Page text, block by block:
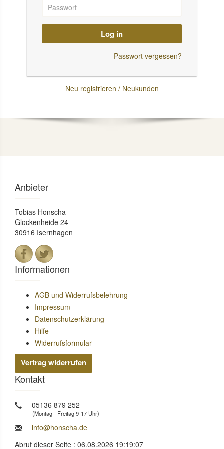
Log in
Passwort vergessen?
Neu registrieren / Neukunden
Anbieter
Tobias Honscha
Glockenheide 24
30916 Isernhagen
Informationen
AGB und Widerrufsbelehrung
Impressum
Datenschutzerklärung
Hilfe
Widerrufsformular
Vertrag widerrufen
Kontakt
05136 879 252
(Montag - Freitag 9-17 Uhr)
info@honscha.de
Abruf dieser Seite : 06.08.2026 19:19:07